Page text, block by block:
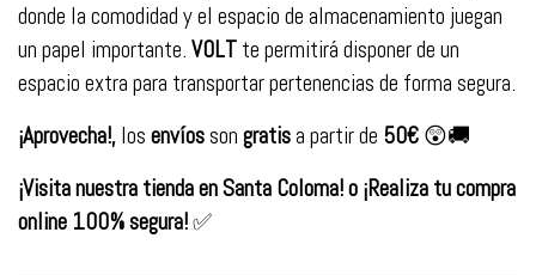
donde la comodidad y el espacio de almacenamiento juegan
un papel importante. VOLT te permitirá disponer de un
espacio extra para transportar pertenencias de forma segura.
¡Aprovecha!, los envíosson gratisa partir de 50€ 😲🚚
¡Visita nuestra tienda en Santa Coloma! o ¡Realiza tu compra
online 100% segura!✅